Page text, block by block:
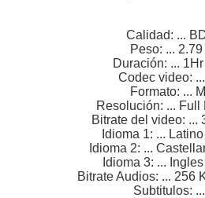
Calidad: ...
Peso: ... 2.79
Duración: ...
Codec video:
Formato: ...
Resolución: ... Full
Bitrate del video: ...
Idioma 1: ...
Idioma 2: ...
Idioma 3: ...
Bitrate Audios: ... 256
Subtitulos: